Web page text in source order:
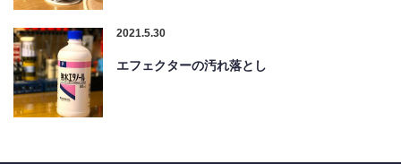
2021.5.30
エフェクターの汚れ落とし